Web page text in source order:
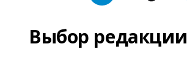
Выбор редакции